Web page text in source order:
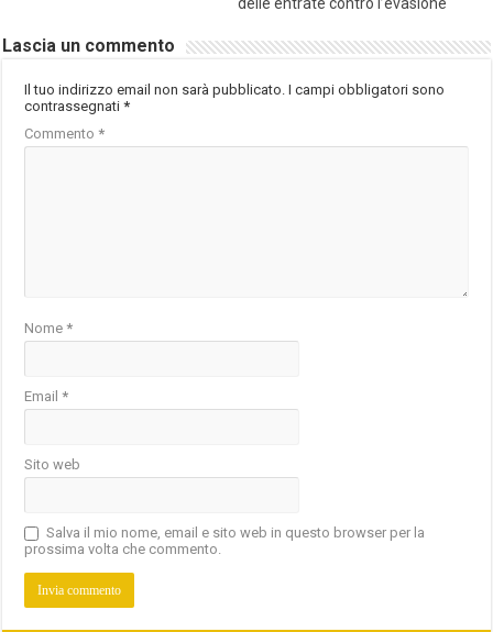
Lascia un commento
Il tuo indirizzo email non sarà pubblicato. I campi obbligatori sono
contrassegnati*
Commento*
Nome*
Email*
Sito web
Salva il mio nome, email e sito web in questo browser per la
prossima volta che commento.